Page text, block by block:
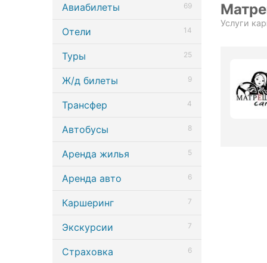
Авиабилеты 69
Отели 14
Туры 25
Ж/д билеты 9
Трансфер 4
Автобусы 8
Аренда жилья 5
Аренда авто 6
Каршеринг 7
Экскурсии 7
Страховка 6
Услуги